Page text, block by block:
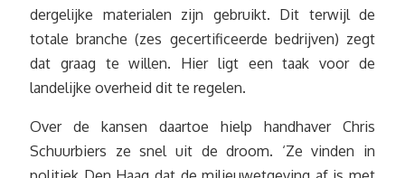
dergelijke materialen zijn gebruikt. Dit terwijl de
totale branche (zes gecertificeerde bedrijven) zegt
dat graag te willen. Hier ligt een taak voor de
landelijke overheid dit te regelen.
Over de kansen daartoe hielp handhaver Chris
Schuurbiers ze snel uit de droom. ‘Ze vinden in